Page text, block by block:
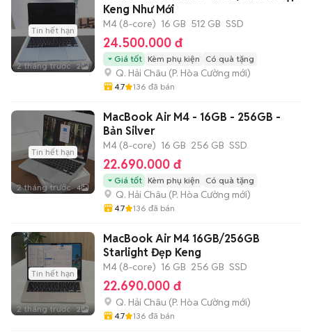
Tin hết hạn
2 tháng trước 2
Keng Như Mới
M4 (8-core) 16 GB 512 GB SSD
24.500.000 đ
Giá tốt Kèm phụ kiện Có quà tặng
Q. Hải Châu (P. Hòa Cường mới)
4.7 136 đã bán
Tin hết hạn
2 tháng trước 4
MacBook Air M4 - 16GB - 256GB -
Bản Silver
M4 (8-core) 16 GB 256 GB SSD
22.690.000 đ
Giá tốt Kèm phụ kiện Có quà tặng
Q. Hải Châu (P. Hòa Cường mới)
4.7 136 đã bán
Tin hết hạn
2 tháng trước 2
MacBook Air M4 16GB/256GB
Starlight Đẹp Keng
M4 (8-core) 16 GB 256 GB SSD
22.690.000 đ
Q. Hải Châu (P. Hòa Cường mới)
4.7 136 đã bán